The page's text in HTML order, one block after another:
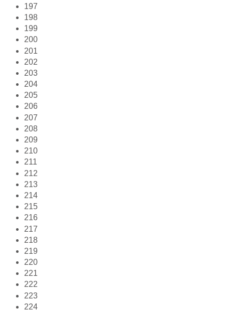
197
198
199
200
201
202
203
204
205
206
207
208
209
210
211
212
213
214
215
216
217
218
219
220
221
222
223
224